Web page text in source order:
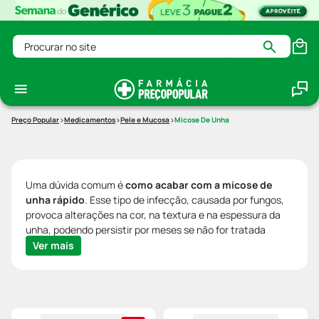
Procurar no site
Medicamentos Pele e Mucosa Micose De Unha
Uma dúvida comum écomo acabar com a micose de
unha rápido. Esse tipo de infecção, causada por fungos,
provoca alterações na cor, na textura e na espessura da
unha, podendo persistir por meses se não for tratada
adequadamente.
Ver mais